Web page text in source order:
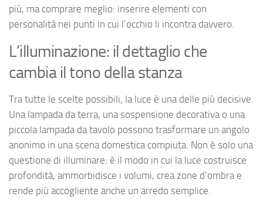
più, ma comprare meglio: inserire elementi con
personalità nei punti in cui l’occhio li incontra davvero.
L’illuminazione: il dettaglio che
cambia il tono della stanza
Tra tutte le scelte possibili, la luce è una delle più decisive.
Una lampada da terra, una sospensione decorativa o una
piccola lampada da tavolo possono trasformare un angolo
anonimo in una scena domestica compiuta. Non è solo una
questione di illuminare: è il modo in cui la luce costruisce
profondità, ammorbidisce i volumi, crea zone d’ombra e
rende più accogliente anche un arredo semplice.